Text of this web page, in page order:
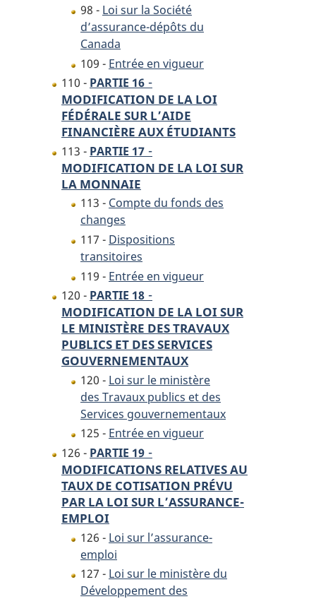
98 - Loi sur la Société
d’assurance-dépôts du
Canada
109 - Entrée en vigueur
110 - PARTIE 16 -
MODIFICATION DE LA LOI
FÉDÉRALE SUR L’AIDE
FINANCIÈRE AUX ÉTUDIANTS
113 - PARTIE 17 -
MODIFICATION DE LA LOI SUR
LA MONNAIE
113 - Compte du fonds des
changes
117 - Dispositions
transitoires
119 - Entrée en vigueur
120 - PARTIE 18 -
MODIFICATION DE LA LOI SUR
LE MINISTÈRE DES TRAVAUX
PUBLICS ET DES SERVICES
GOUVERNEMENTAUX
120 - Loi sur le ministère
des Travaux publics et des
Services gouvernementaux
125 - Entrée en vigueur
126 - PARTIE 19 -
MODIFICATIONS RELATIVES AU
TAUX DE COTISATION PRÉVU
PAR LA LOI SUR L’ASSURANCE-
EMPLOI
126 - Loi sur l’assurance-
emploi
127 - Loi sur le ministère du
Développement des